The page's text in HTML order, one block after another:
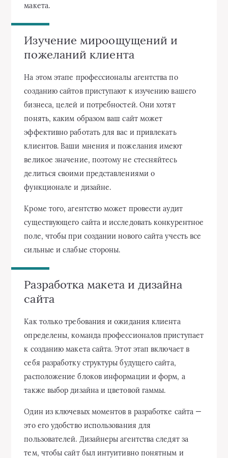
макета.
Изучение мироощущений и
пожеланий клиента
На этом этапе профессионалы агентства по
созданию сайтов приступают к изучению вашего
бизнеса, целей и потребностей. Они хотят
понять, каким образом ваш сайт может
эффективно работать для вас и привлекать
клиентов. Ваши мнения и пожелания имеют
великое значение, поэтому не стесняйтесь
делиться своими представлениями о
функционале и дизайне.
Кроме того, агентство может провести аудит
существующего сайта и исследовать конкурентное
поле, чтобы при создании нового сайта учесть все
сильные и слабые стороны.
Разработка макета и дизайна
сайта
Как только требования и ожидания клиента
определены, команда профессионалов приступает
к созданию макета сайта. Этот этап включает в
себя разработку структуры будущего сайта,
расположение блоков информации и форм, а
также выбор дизайна и цветовой гаммы.
Один из ключевых моментов в разработке сайта —
это его удобство использования для
пользователей. Дизайнеры агентства следят за
тем, чтобы сайт был интуитивно понятным и